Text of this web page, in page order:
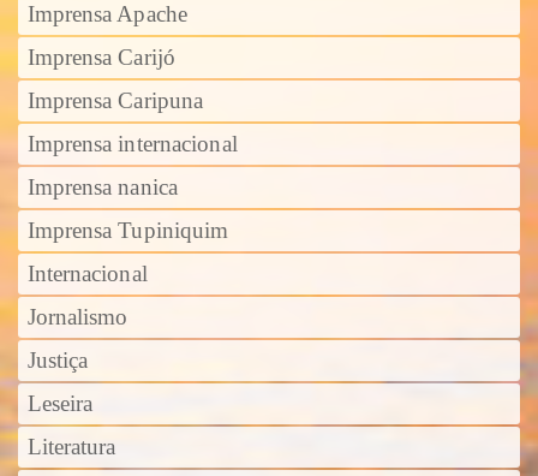
Imprensa Apache
Imprensa Carijó
Imprensa Caripuna
Imprensa internacional
Imprensa nanica
Imprensa Tupiniquim
Internacional
Jornalismo
Justiça
Leseira
Literatura